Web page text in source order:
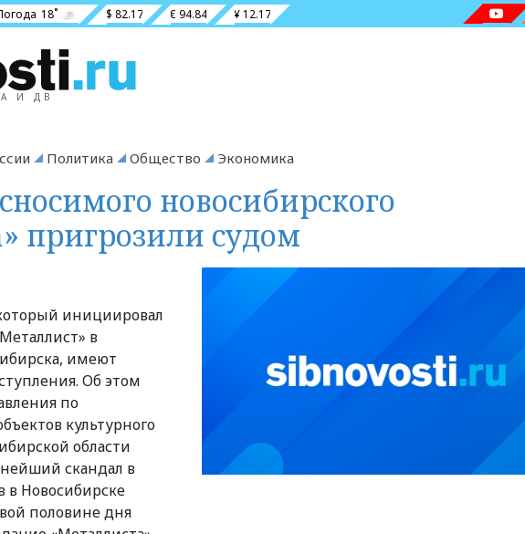
18˚ $ 82.17 € 94.84 ¥ 12.17
И ДВ
Политика Общество Экономика
новосибирского
пригрозили судом
инициировал
в
имеют
Об этом
по
культурного
области
скандал в
в Новосибирске
половине дня